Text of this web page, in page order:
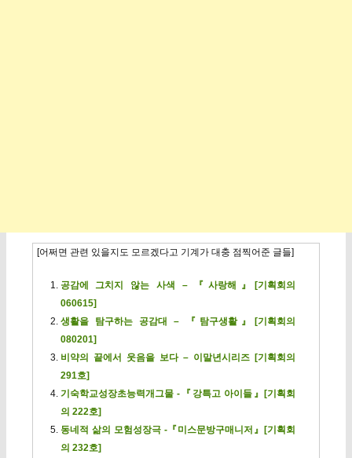
[어쩌면 관련 있을지도 모르겠다고 기계가 대충 점찍어준 글들]
공감에 그치지 않는 사색 – 『사랑해』[기획회의
060615]
생활을 탐구하는 공감대 – 『탐구생활』[기획회의
080201]
비약의 끝에서 웃음을 보다 – 이말년시리즈 [기획회의
291호]
기숙학교성장초능력개그물 -『강특고 아이들』[기획회
의 222호]
동네적 삶의 모험성장극 -『미스문방구매니저』[기획회
의 232호]